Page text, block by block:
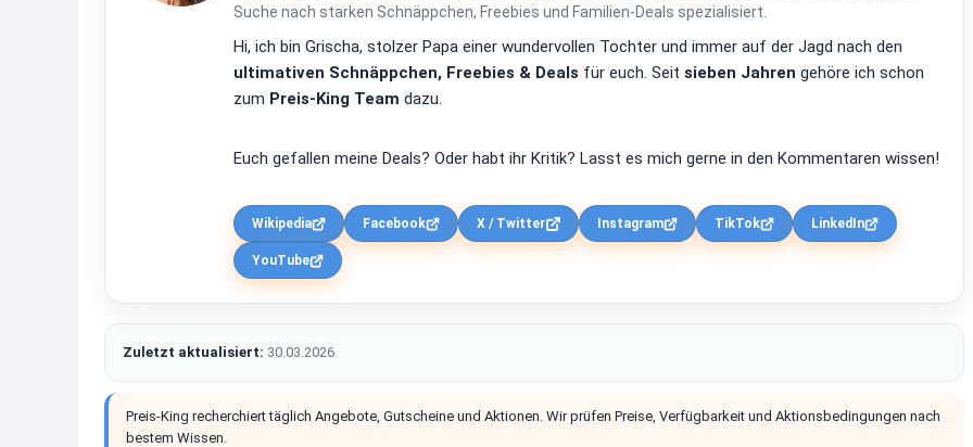
Suche nach starken Schnäppchen, Freebies und Familien-Deals spezialisiert.
Hi, ich bin Grischa, stolzer Papa einer wundervollen Tochter und immer auf der Jagd nach den
ultimativen Schnäppchen, Freebies & Deals für euch. Seit sieben Jahren gehöre ich schon
zum Preis-King Team dazu.
Euch gefallen meine Deals? Oder habt ihr Kritik? Lasst es mich gerne in den Kommentaren wissen!
Wikipedia Facebook X / Twitter Instagram TikTok LinkedIn
YouTube
Zuletzt aktualisiert: 30.03.2026
Preis-King recherchiert täglich Angebote, Gutscheine und Aktionen. Wir prüfen Preise, Verfügbarkeit und Aktionsbedingungen nach
bestem Wissen.